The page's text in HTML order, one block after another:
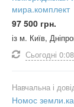
мира.комплект
97 500 грн.
із м. Київ,
Сьогодні 0:08
Навчальна і
Номос